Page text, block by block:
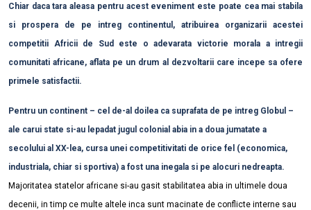
Chiar daca tara aleasa pentru acest eveniment este poate cea mai stabila
si prospera de pe intreg continentul, atribuirea organizarii acestei
competitii Africii de Sud este o adevarata victorie morala a intregii
comunitati africane, aflata pe un drum al dezvoltarii care incepe sa ofere
primele satisfactii.
Pentru un continent – cel de-al doilea ca suprafata de pe intreg Globul –
ale carui state si-au lepadat jugul colonial abia in a doua jumatate a
secolului al XX-lea, cursa unei competitivitati de orice fel (economica,
industriala, chiar si sportiva) a fost una inegala si pe alocuri nedreapta.
Majoritatea statelor africane si-au gasit stabilitatea abia in ultimele doua
decenii, in timp ce multe altele inca sunt macinate de conflicte interne sau